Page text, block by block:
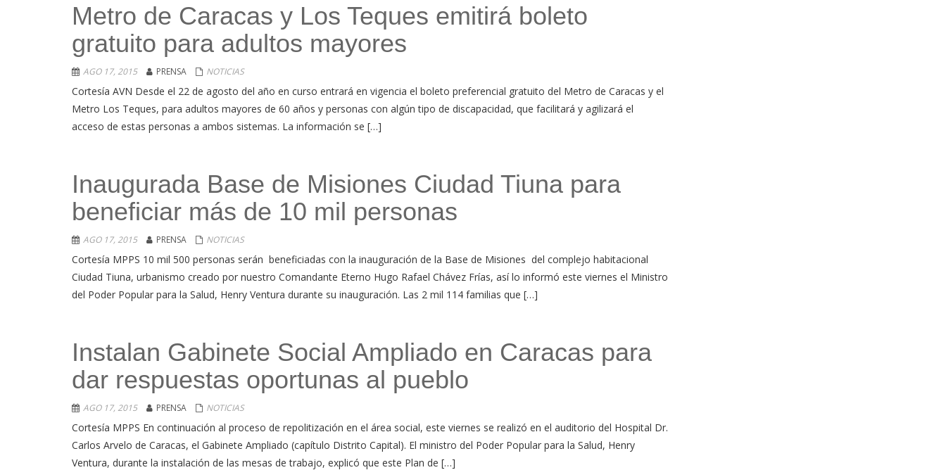
Metro de Caracas y Los Teques emitirá boleto
gratuito para adultos mayores
AGO 17, 2015 PRENSA NOTICIAS
Cortesía AVN Desde el 22 de agosto del año en curso entrará en vigencia el boleto preferencial gratuito del Metro de Caracas y el
Metro Los Teques, para adultos mayores de 60 años y personas con algún tipo de discapacidad, que facilitará y agilizará el
acceso de estas personas a ambos sistemas. La información se […]
Inaugurada Base de Misiones Ciudad Tiuna para
beneficiar más de 10 mil personas
AGO 17, 2015 PRENSA NOTICIAS
Cortesía MPPS 10 mil 500 personas serán beneficiadas con la inauguración de la Base de Misiones del complejo habitacional
Ciudad Tiuna, urbanismo creado por nuestro Comandante Eterno Hugo Rafael Chávez Frías, así lo informó este viernes el Ministro
del Poder Popular para la Salud, Henry Ventura durante su inauguración. Las 2 mil 114 familias que […]
Instalan Gabinete Social Ampliado en Caracas para
dar respuestas oportunas al pueblo
AGO 17, 2015 PRENSA NOTICIAS
Cortesía MPPS En continuación al proceso de repolitización en el área social, este viernes se realizó en el auditorio del Hospital Dr.
Carlos Arvelo de Caracas, el Gabinete Ampliado (capítulo Distrito Capital). El ministro del Poder Popular para la Salud, Henry
Ventura, durante la instalación de las mesas de trabajo, explicó que este Plan de […]